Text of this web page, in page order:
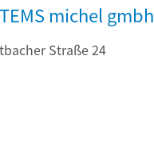
michel gmbh
Straße 24